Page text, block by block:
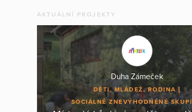
AKTUÁLNÍ PROJEKTY
Duha Zámeček
DĚTI, MLÁDEŽ, RODINA
SOCIÁLNĚ ZNEVÝHODNĚNÉ